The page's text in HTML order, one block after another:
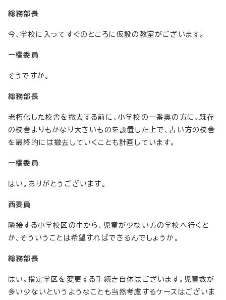
総務部長
今、学校に入ってすぐのところに仮設の教室がございます。
一橋委員
そうですか。
総務部長
老朽化した校舎を撤去する前に、小学校の一番奥の方に、既存
の校舎よりもかなり大きいものを設置した上で、古い方の校舎
を最終的には撤去していくことも計画しています。
一橋委員
はい。ありがとうございます。
西委員
隣接する小学校区の中から、児童が少ない方の学校へ行くと
か、そういうことは希望すればできるんでしょうか。
総務部長
はい。指定学区を変更する手続き自体はございます。児童数が
多い少ないというようなことも当然考慮するケースはございま